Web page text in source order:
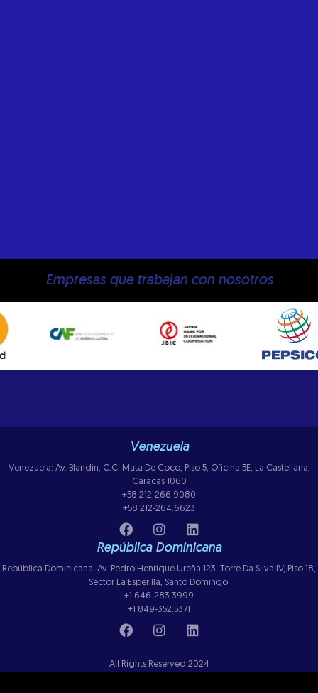
Empresas que trabajan con nosotros
Venezuela
Venezuela: Av. Blandin, C.C. Mata De Coco, Piso 5, Oficina 5E, La Castellana,
Caracas 1060
+58 212-266.9080
+58 212-264.6623
República Dominicana
República Dominicana: Av. Pedro Henrique Ureña 123. Torre Da Silva IV, Piso 18,
Sector La Esperilla, Santo Domingo.
+1 646-283.3999
+1 849-352.5371
All Rights Reserved 2024